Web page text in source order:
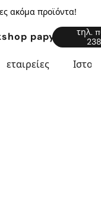
ακόμα προϊόντα!
τηλ.
εταιρείες